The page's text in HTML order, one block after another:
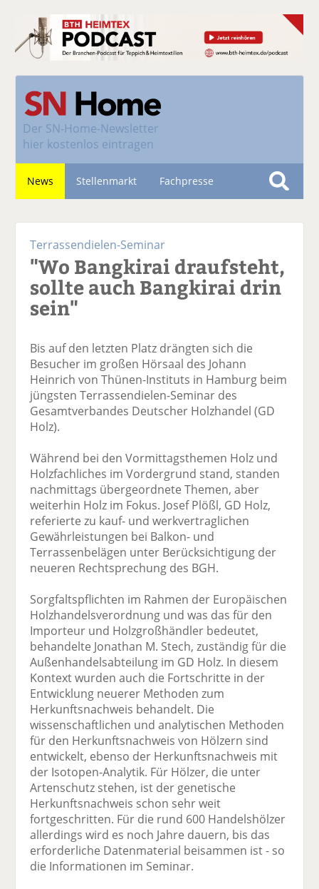
Der SN-Home-Newsletter
hier kostenlos eintragen
News Stellenmarkt Fachpresse
S
e
Terrassendielen-Seminar
"Wo Bangkirai draufsteht,
sollte auch Bangkirai drin
sein"
Bis auf den letzten Platz drängten sich die
Besucher im großen Hörsaal des Johann
Heinrich von Thünen-Instituts in Hamburg beim
jüngsten Terrassendielen-Seminar des
Gesamtverbandes Deutscher Holzhandel (GD
Holz).
Während bei den Vormittagsthemen Holz und
Holzfachliches im Vordergrund stand, standen
nachmittags übergeordnete Themen, aber
weiterhin Holz im Fokus. Josef Plößl, GD Holz,
referierte zu kauf- und werkvertraglichen
Gewährleistungen bei Balkon- und
Terrassenbelägen unter Berücksichtigung der
neueren Rechtsprechung des BGH.
Sorgfaltspflichten im Rahmen der Europäischen
Holzhandelsverordnung und was das für den
Importeur und Holzgroßhändler bedeutet,
behandelte Jonathan M. Stech, zuständig für die
Außenhandelsabteilung im GD Holz. In diesem
Kontext wurden auch die Fortschritte in der
Entwicklung neuerer Methoden zum
Herkunftsnachweis behandelt. Die
wissenschaftlichen und analytischen Methoden
für den Herkunftsnachweis von Hölzern sind
entwickelt, ebenso der Herkunftsnachweis mit
der Isotopen-Analytik. Für Hölzer, die unter
Artenschutz stehen, ist der genetische
Herkunftsnachweis schon sehr weit
fortgeschritten. Für die rund 600 Handelshölzer
allerdings wird es noch Jahre dauern, bis das
erforderliche Datenmaterial beisammen ist - so
die Informationen im Seminar.